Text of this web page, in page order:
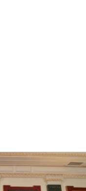
Росії й
проєкту